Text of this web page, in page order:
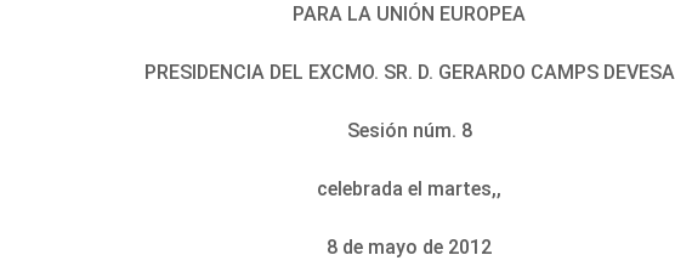
PARA LA UNIÓN EUROPEA
PRESIDENCIA DEL EXCMO. SR. D. GERARDO CAMPS DEVESA
Sesión núm. 8
celebrada el martes,,
8 de mayo de 2012